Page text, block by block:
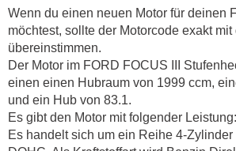
Wenn du einen neuen Motor für deinen
möchtest, sollte der Motorcode exakt
übereinstimmen.
Der Motor im FORD FOCUS III
einen einen Hubraum von 1999 ccm,
und ein Hub von 83.1.
Es gibt den Motor mit folgender
Es handelt sich um ein Reihe 4-Zylinder